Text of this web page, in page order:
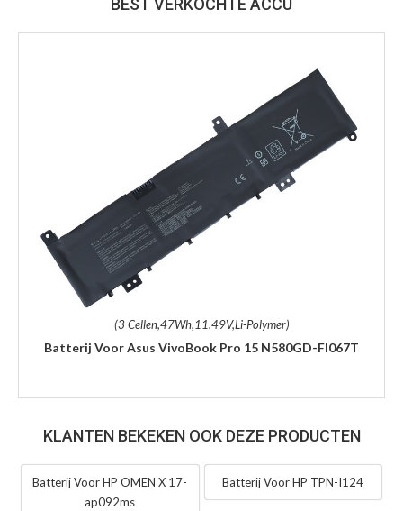
BEST VERKOCHTE ACCU
(3 Cellen,47Wh,11.49V,Li-Polymer)
Batterij Voor Asus VivoBook Pro 15 N580GD-FI067T
KLANTEN BEKEKEN OOK DEZE PRODUCTEN
Batterij Voor HP OMEN X 17-
ap092ms
Batterij Voor HP TPN-I124